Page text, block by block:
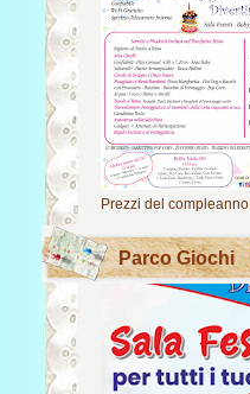
Prezzi del compleanno
Parco Giochi